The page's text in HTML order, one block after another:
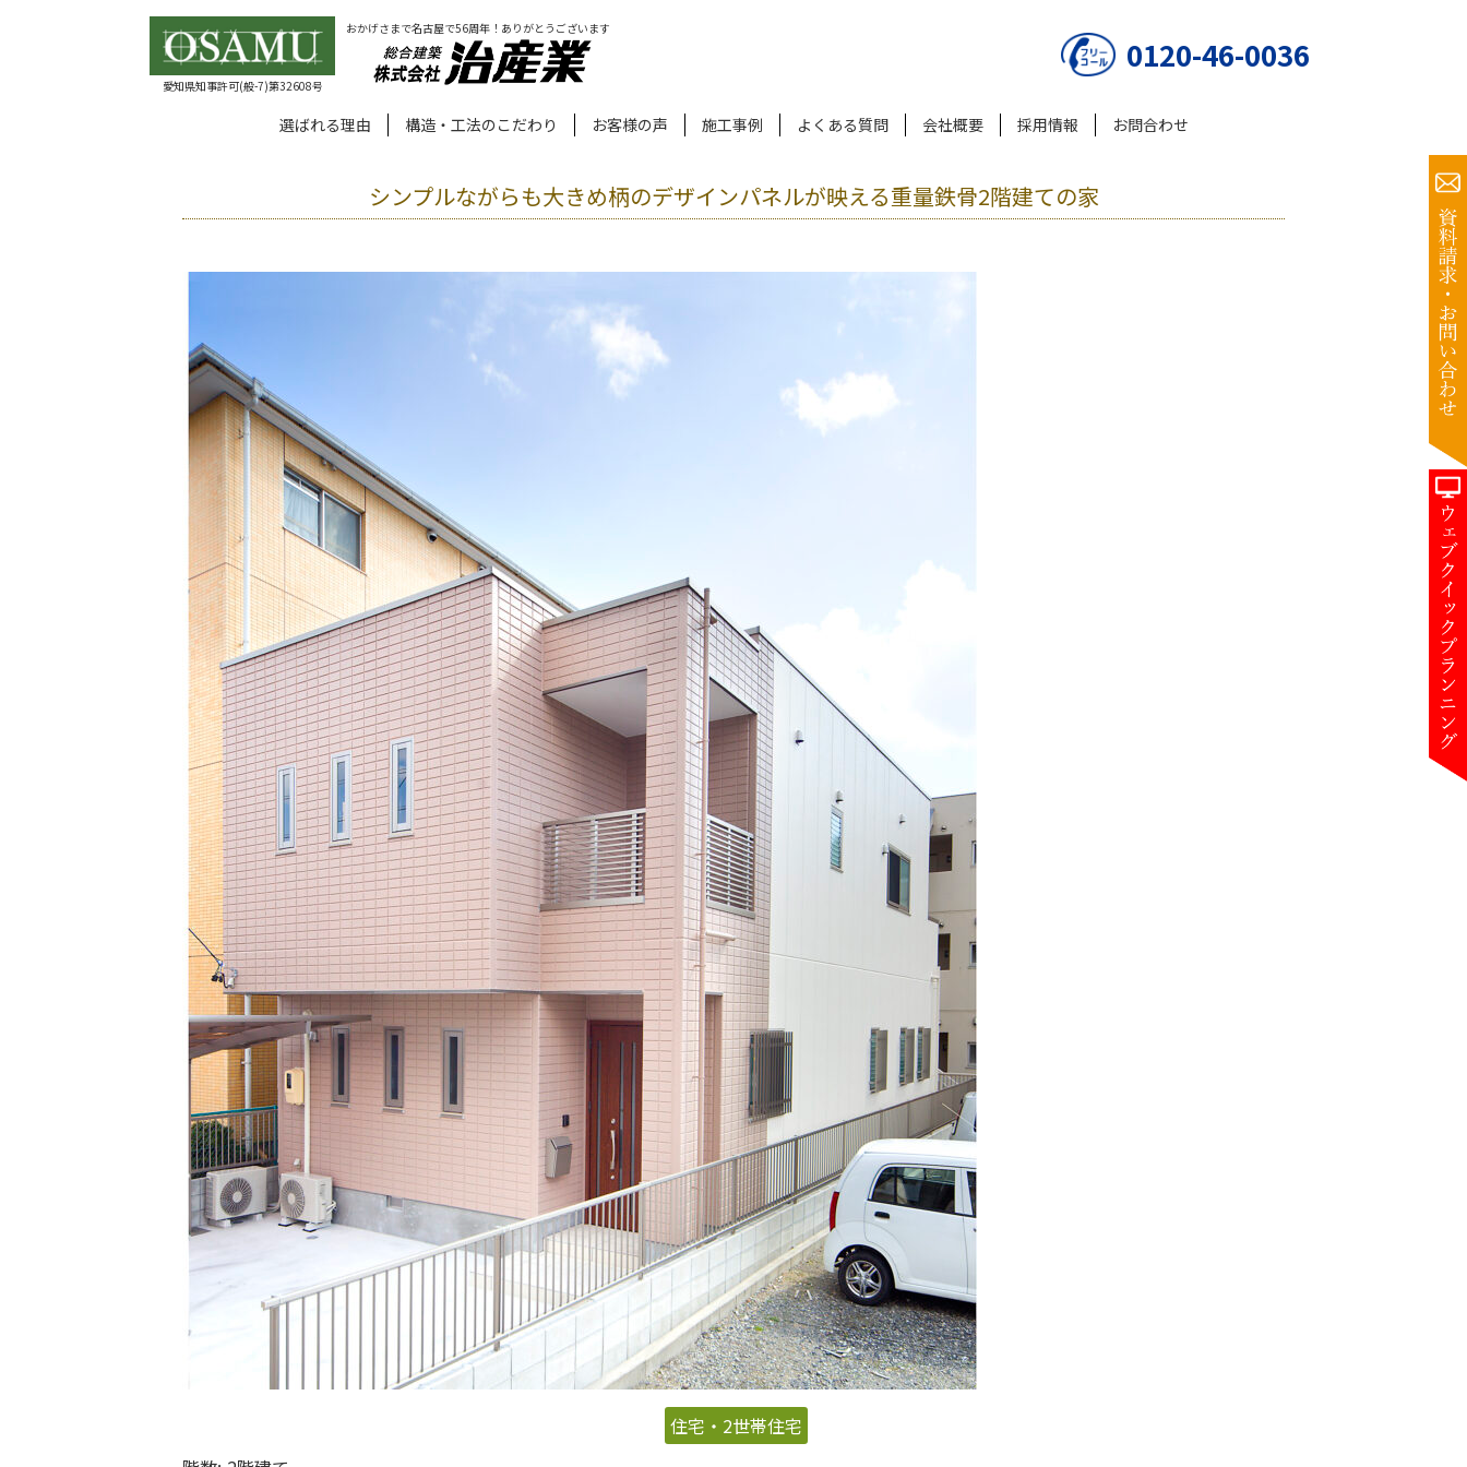
愛知県知事許可(般-7)第32608号
おかげさまで名古屋で56周年！ありがとうございます
0120-46-0036
選ばれる理由 構造・工法のこだわり お客様の声 施工事例 よくある質問 会社概要 採用情報 お問合わせ
シンプルながらも大きめ柄のデザインパネルが映える重量鉄骨2階建ての家
住宅・2世帯住宅